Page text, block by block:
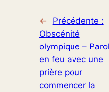
←
Précédente :
Obscénité
olympique –
en feu avec une
prière pour
commencer la